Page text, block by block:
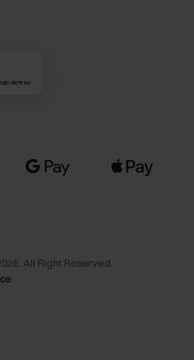
okresu
. All Right Reserved.